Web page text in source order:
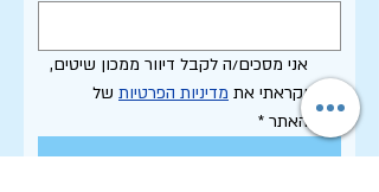
וקראתי את מדיניות הפרטיות
האתר *
רשמו אותי!